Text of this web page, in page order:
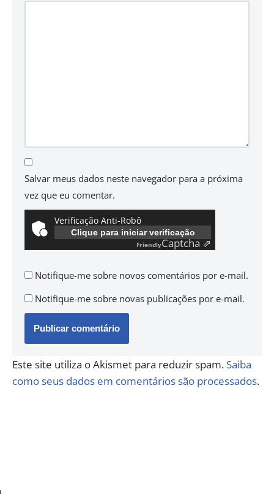
Salvar meus dados neste navegador para a próxima
vez que eu comentar.
Verificação Anti-Robô
Clique para iniciar verificação
FriendlyCaptcha ⇗
Notifique-me sobre novos comentários por e-mail.
Notifique-me sobre novas publicações por e-mail.
Este site utiliza o Akismet para reduzir spam. Saiba
como seus dados em comentários são processados.